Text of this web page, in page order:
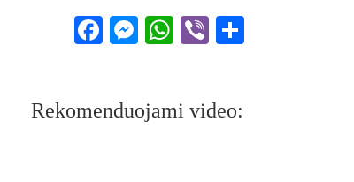
Facebook
Messenger
WhatsApp
Viber
Rekomenduojami video: